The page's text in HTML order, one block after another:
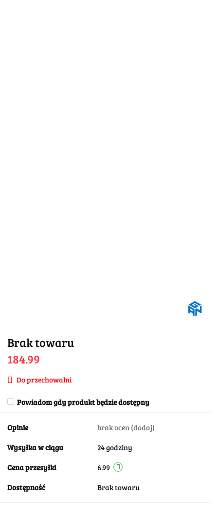
Brak towaru
184.99
Do przechowalni
Powiadom gdy produkt będzie dostępny
Opinie brak ocen (dodaj)
Wysyłka w ciągu 24 godziny
Cena przesyłki 6.99
Dostępność Brak towaru